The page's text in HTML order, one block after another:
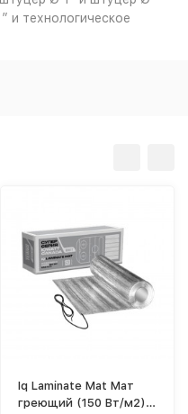
и технологическое
Iq Laminate Mat Мат
греющий (150 Вт/м2)